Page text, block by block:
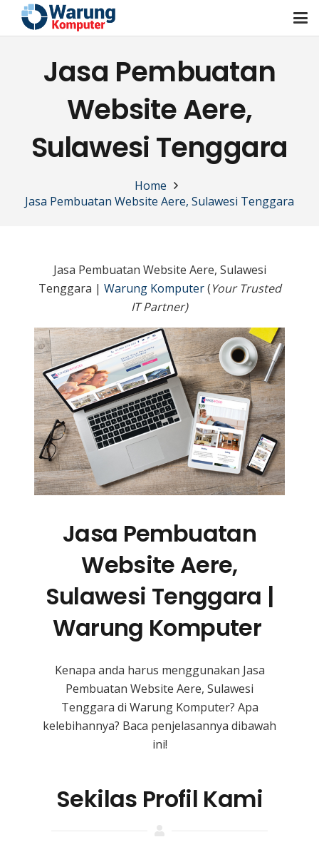
Jasa Pembuatan
Website Aere,
Sulawesi Tenggara
Home
Jasa Pembuatan Website Aere, Sulawesi Tenggara
Jasa Pembuatan Website Aere, Sulawesi
Tenggara | Warung Komputer(Your Trusted
IT Partner)
Jasa Pembuatan
Website Aere,
Sulawesi Tenggara |
Warung Komputer
Kenapa anda harus menggunakan Jasa
Pembuatan Website Aere, Sulawesi
Tenggara di Warung Komputer? Apa
kelebihannya? Baca penjelasannya dibawah
ini!
Sekilas Profil Kami